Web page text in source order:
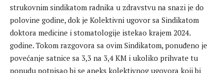
strukovnim sindikatom radnika u zdravstvu na snazi je do
polovine godine, dok je Kolektivni ugovor sa Sindikatom
doktora medicine i stomatologije istekao krajem 2024.
godine. Tokom razgovora sa ovim Sindikatom, ponuđeno je
povećanje satnice sa 3,3 na 3,4 KM i ukoliko prihvate tu
ponudu potpisao bi se aneks kolektivnog ugovora koji bi